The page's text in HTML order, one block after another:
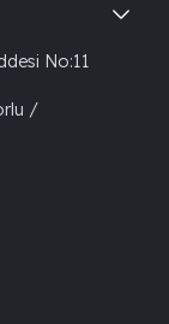
No:11
/